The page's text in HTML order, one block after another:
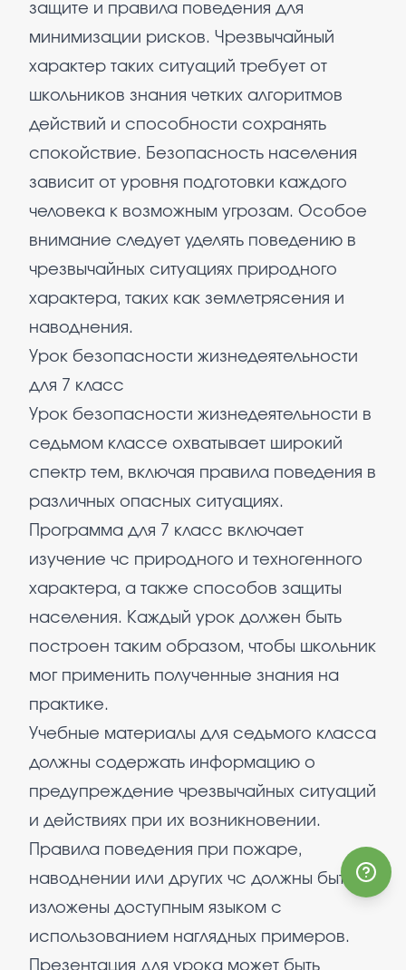
защите и правила поведения для
минимизации рисков. Чрезвычайный
характер таких ситуаций требует от
школьников знания четких алгоритмов
действий и способности сохранять
спокойствие. Безопасность населения
зависит от уровня подготовки каждого
человека к возможным угрозам. Особое
внимание следует уделять поведению в
чрезвычайных ситуациях природного
характера, таких как землетрясения и
наводнения.
Урок безопасности жизнедеятельности
для 7 класс
Урок безопасности жизнедеятельности в
седьмом классе охватывает широкий
спектр тем, включая правила поведения в
различных опасных ситуациях.
Программа для 7 класс включает
изучение чс природного и техногенного
характера, а также способов защиты
населения. Каждый урок должен быть
построен таким образом, чтобы школьник
мог применить полученные знания на
практике.
Учебные материалы для седьмого класса
должны содержать информацию о
предупреждение чрезвычайных ситуаций
и действиях при их возникновении.
Правила поведения при пожаре,
наводнении или других чс должны быть
изложены доступным языком с
использованием наглядных примеров.
Презентация для урока может быть